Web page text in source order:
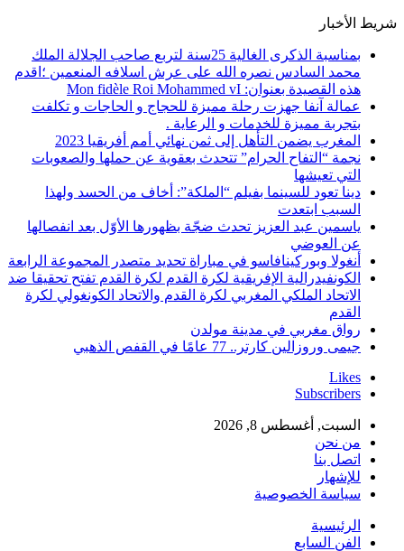
شريط الأخبار
بمناسبة الذكرى الغالية 25سنة لتربع صاحب الجلالة الملك
محمد السادس نصره الله على عرش اسلافه المنعمين ؛اقدم
هذه القصيدة بعنوان: Mon fidèle Roi Mohammed vI
عمالة آنفا جهزت رحلة مميزة للحجاج و الحاجات و تكلفت
بتجربة مميزة للخدمات و الرعاية .
المغرب يضمن التأهل إلى ثمن نهائي أمم أفريقيا 2023
نجمة “التفاح الحرام” تتحدث بعقوية عن حملها والصعوبات
التي تعيشها
دينا تعود للسينما بفيلم “الملكة”: أخاف من الحسد ولهذا
السبب ابتعدت
ياسمين عبد العزيز تحدث ضجّة بظهورها الأوّل بعد انفصالها
عن العوضي
أنغولا وبوركينافاسو في مباراة تحديد متصدر المجموعة الرابعة
الكونفيدرالية الإفريقية لكرة القدم لكرة القدم تفتح تحقيقا ضد
الاتحاد الملكي المغربي لكرة القدم والاتحاد الكونغولي لكرة
القدم
رواق مغربي في مدينة مولدن
جيمى وروزالين كارتر.. 77 عامًا في القفص الذهبي
Likes
Subscribers
السبت, أغسطس 8, 2026
من نحن
اتصل بنا
للإشهار
سياسة الخصوصية
الرئيسية
الفن السابع